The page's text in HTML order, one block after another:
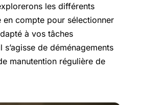
les différents
en compte pour sélectionner
à vos tâches
s’agisse de déménagements
manutention régulière de